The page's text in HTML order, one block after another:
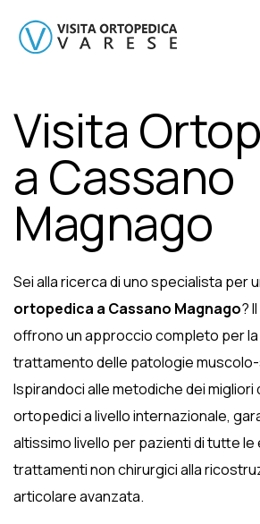
Visita
a Cassano
Magnago
Sei alla ricerca di uno specialista per
ortopedica a Cassano Magnago?
offrono un approccio completo per la
trattamento delle patologie
Ispirandoci alle metodiche dei migliori
ortopedici a livello internazionale,
altissimo livello per pazienti di tutte le
trattamenti non chirurgici alla
articolare avanzata.